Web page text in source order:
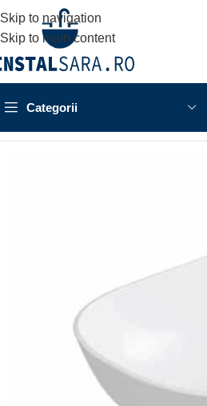
Skip to navigation
Skip to main content
Categorii